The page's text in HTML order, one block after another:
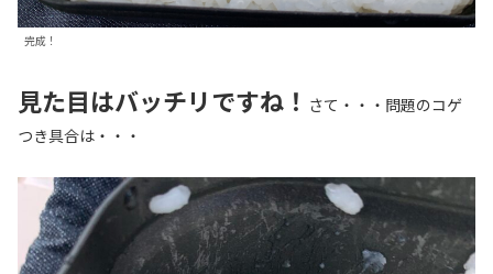
完成！
見た目はバッチリですね！ さて・・・問題のコゲ
つき具合は・・・